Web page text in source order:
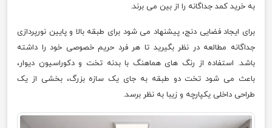
به خرید کمد جداگانه را از بین می برند.
برای ایجاد فضایی دنج، پیشنهاد می شود برای طبقه بالا و پایین نورپردازی
جداگانه مطالعه در نظر بگیرید تا هر فرد حریم خصوصی خود را داشته
باشد. استفاده از رنگ های هماهنگ با بدنه تخت و دکوراسیون دیوار،
باعث می شود تخت دو طبقه به جای یک سازه بزرگ، بخشی از یک
طراحی داخلی یکپارچه و زیبا به نظر برسد.